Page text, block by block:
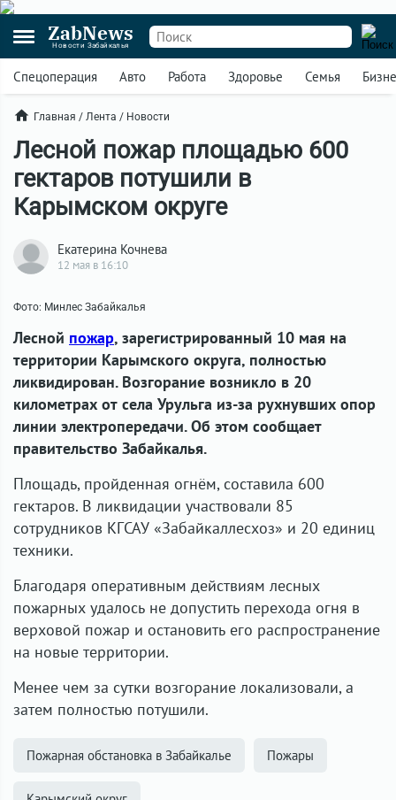
ZabNews
Новости Забайкалья
Спецоперация Авто Работа Здоровье Семья
Главная / Лента / Новости
Лесной пожар площадью 600
гектаров потушили в
Карымском округе
Екатерина Кочнева
12 мая в 16:10
Фото: Минлес Забайкалья
Лесной пожар, зарегистрированный 10 мая на
территории Карымского округа, полностью
ликвидирован. Возгорание возникло в 20
километрах от села Урульга из-за рухнувших опор
линии электропередачи. Об этом сообщает
правительство Забайкалья.
Площадь, пройденная огнём, составила 600
гектаров. В ликвидации участвовали 85
сотрудников КГСАУ «Забайкаллесхоз» и 20 единиц
техники.
Благодаря оперативным действиям лесных
пожарных удалось не допустить перехода огня в
верховой пожар и остановить его распространение
на новые территории.
Менее чем за сутки возгорание локализовали, а
затем полностью потушили.
Пожарная обстановка в Забайкалье Пожары